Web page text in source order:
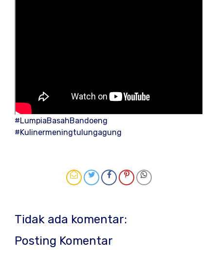
#LumpiaBasahBandoeng
#Kulinermeningtulungagung
Tidak ada komentar:
Posting Komentar